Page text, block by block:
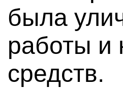
была
работы и
средств.